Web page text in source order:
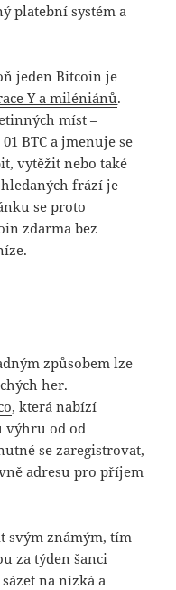
platební systém a
jeden Bitcoin je
Y a miléniánů.
míst –
BTC a jmenuje se
vytěžit nebo také
frází je
se proto
zdarma bez
způsobem lze
her.
, která nabízí
výhru od od
se zaregistrovat,
adresu pro příjem
svým známým, tím
za týden šanci
na nízká a